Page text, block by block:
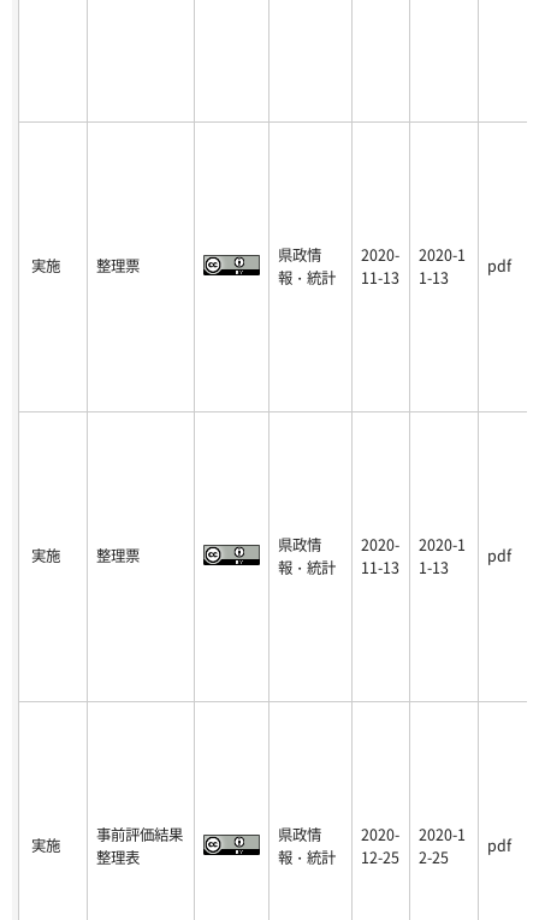
実施 整理票
県政情
報・統計
2020-
11-13
2020-1
1-13
pdf
実施 整理票
県政情
報・統計
2020-
11-13
2020-1
1-13
pdf
実施
事前評価結果
整理表
県政情
報・統計
2020-
12-25
2020-1
2-25
pdf